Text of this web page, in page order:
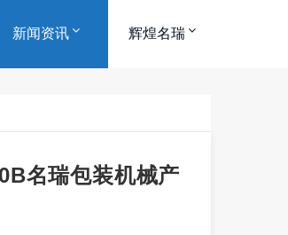
新闻资讯 辉煌名瑞
名瑞包装机械产